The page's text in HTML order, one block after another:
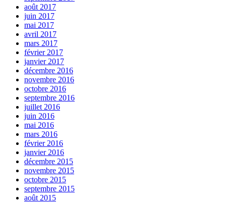
août 2017
juin 2017
mai 2017
avril 2017
mars 2017
février 2017
janvier 2017
décembre 2016
novembre 2016
octobre 2016
septembre 2016
juillet 2016
juin 2016
mai 2016
mars 2016
février 2016
janvier 2016
décembre 2015
novembre 2015
octobre 2015
septembre 2015
août 2015